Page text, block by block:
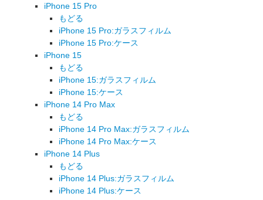
iPhone 15 Pro
もどる
iPhone 15 Pro:ガラスフィルム
iPhone 15 Pro:ケース
iPhone 15
もどる
iPhone 15:ガラスフィルム
iPhone 15:ケース
iPhone 14 Pro Max
もどる
iPhone 14 Pro Max:ガラスフィルム
iPhone 14 Pro Max:ケース
iPhone 14 Plus
もどる
iPhone 14 Plus:ガラスフィルム
iPhone 14 Plus:ケース